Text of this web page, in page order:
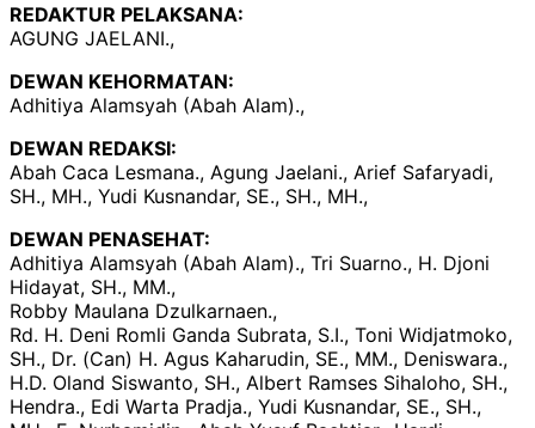
REDAKTUR PELAKSANA:
AGUNG JAELANI.,
DEWAN KEHORMATAN:
Adhitiya Alamsyah (Abah Alam).,
DEWAN REDAKSI:
Abah Caca Lesmana., Agung Jaelani., Arief Safaryadi,
SH., MH., Yudi Kusnandar, SE., SH., MH.,
DEWAN PENASEHAT:
Adhitiya Alamsyah (Abah Alam)., Tri Suarno., H. Djoni
Hidayat, SH., MM.,
Robby Maulana Dzulkarnaen.,
Rd. H. Deni Romli Ganda Subrata, S.I., Toni Widjatmoko,
SH., Dr. (Can) H. Agus Kaharudin, SE., MM., Deniswara.,
H.D. Oland Siswanto, SH., Albert Ramses Sihaloho, SH.,
Hendra., Edi Warta Pradja., Yudi Kusnandar, SE., SH.,